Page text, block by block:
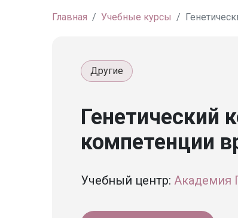
Главная Учебные курсы
Другие
Генетический
компетенции
Учебный центр: Академия